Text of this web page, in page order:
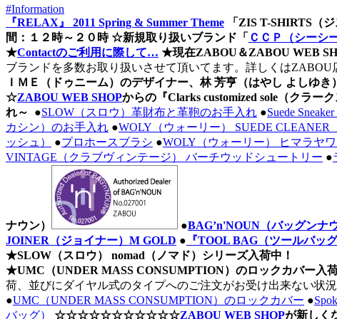
#Information
『RELAX』 2011 Spring & Summer Theme
「ZIS T-SHIRTS（
間：１２時～２０時☆新規取り扱いブランド「 ＣＣＰ（シーシ
★Contactのご利用に際して… ★現在ZABOU＆ZABOU WEB
ブランドを多数お取り扱いさせて頂いてます。詳しくは
ＩＭＥ（ドゥニーム）のデザイナー、林 芳亨（はやし よしゆ
☆ZABOU WEB SHOPからの『Clarks customized sole（クラー
れ～
●SLOW（スロウ）革財布と革鞄のお手入れ ●Suede
カシン）のお手入れ ●WOLY（ウォーリー） SUEDE CLEANER
ッシュ）
●プロホースブラシ ●WOLY（ウォーリー） ヒマラヤ
VINTAGE（クラブヴィンテージ） バーチウッドシュートリー ●
ナウン） ●BAG’n'NOUN（バッグンナ
JOINER（ジョイナー）M GOLD ● 『TOOL BAG（ツールバッ
★SLOW（スロウ） nomad（ノマド）シリーズ入荷中！
★UMC（UNDER MASS CONSUMPTION）のロックカバー入荷
荷、並びにダイヤル式のタイプへのご注文がお受け出来ない状
●UMC（UNDER MASS CONSUMPTION）のロックカバー ●
バッグ） ☆☆☆☆☆☆☆☆☆☆☆ZABOU WEB SHOPが新しく